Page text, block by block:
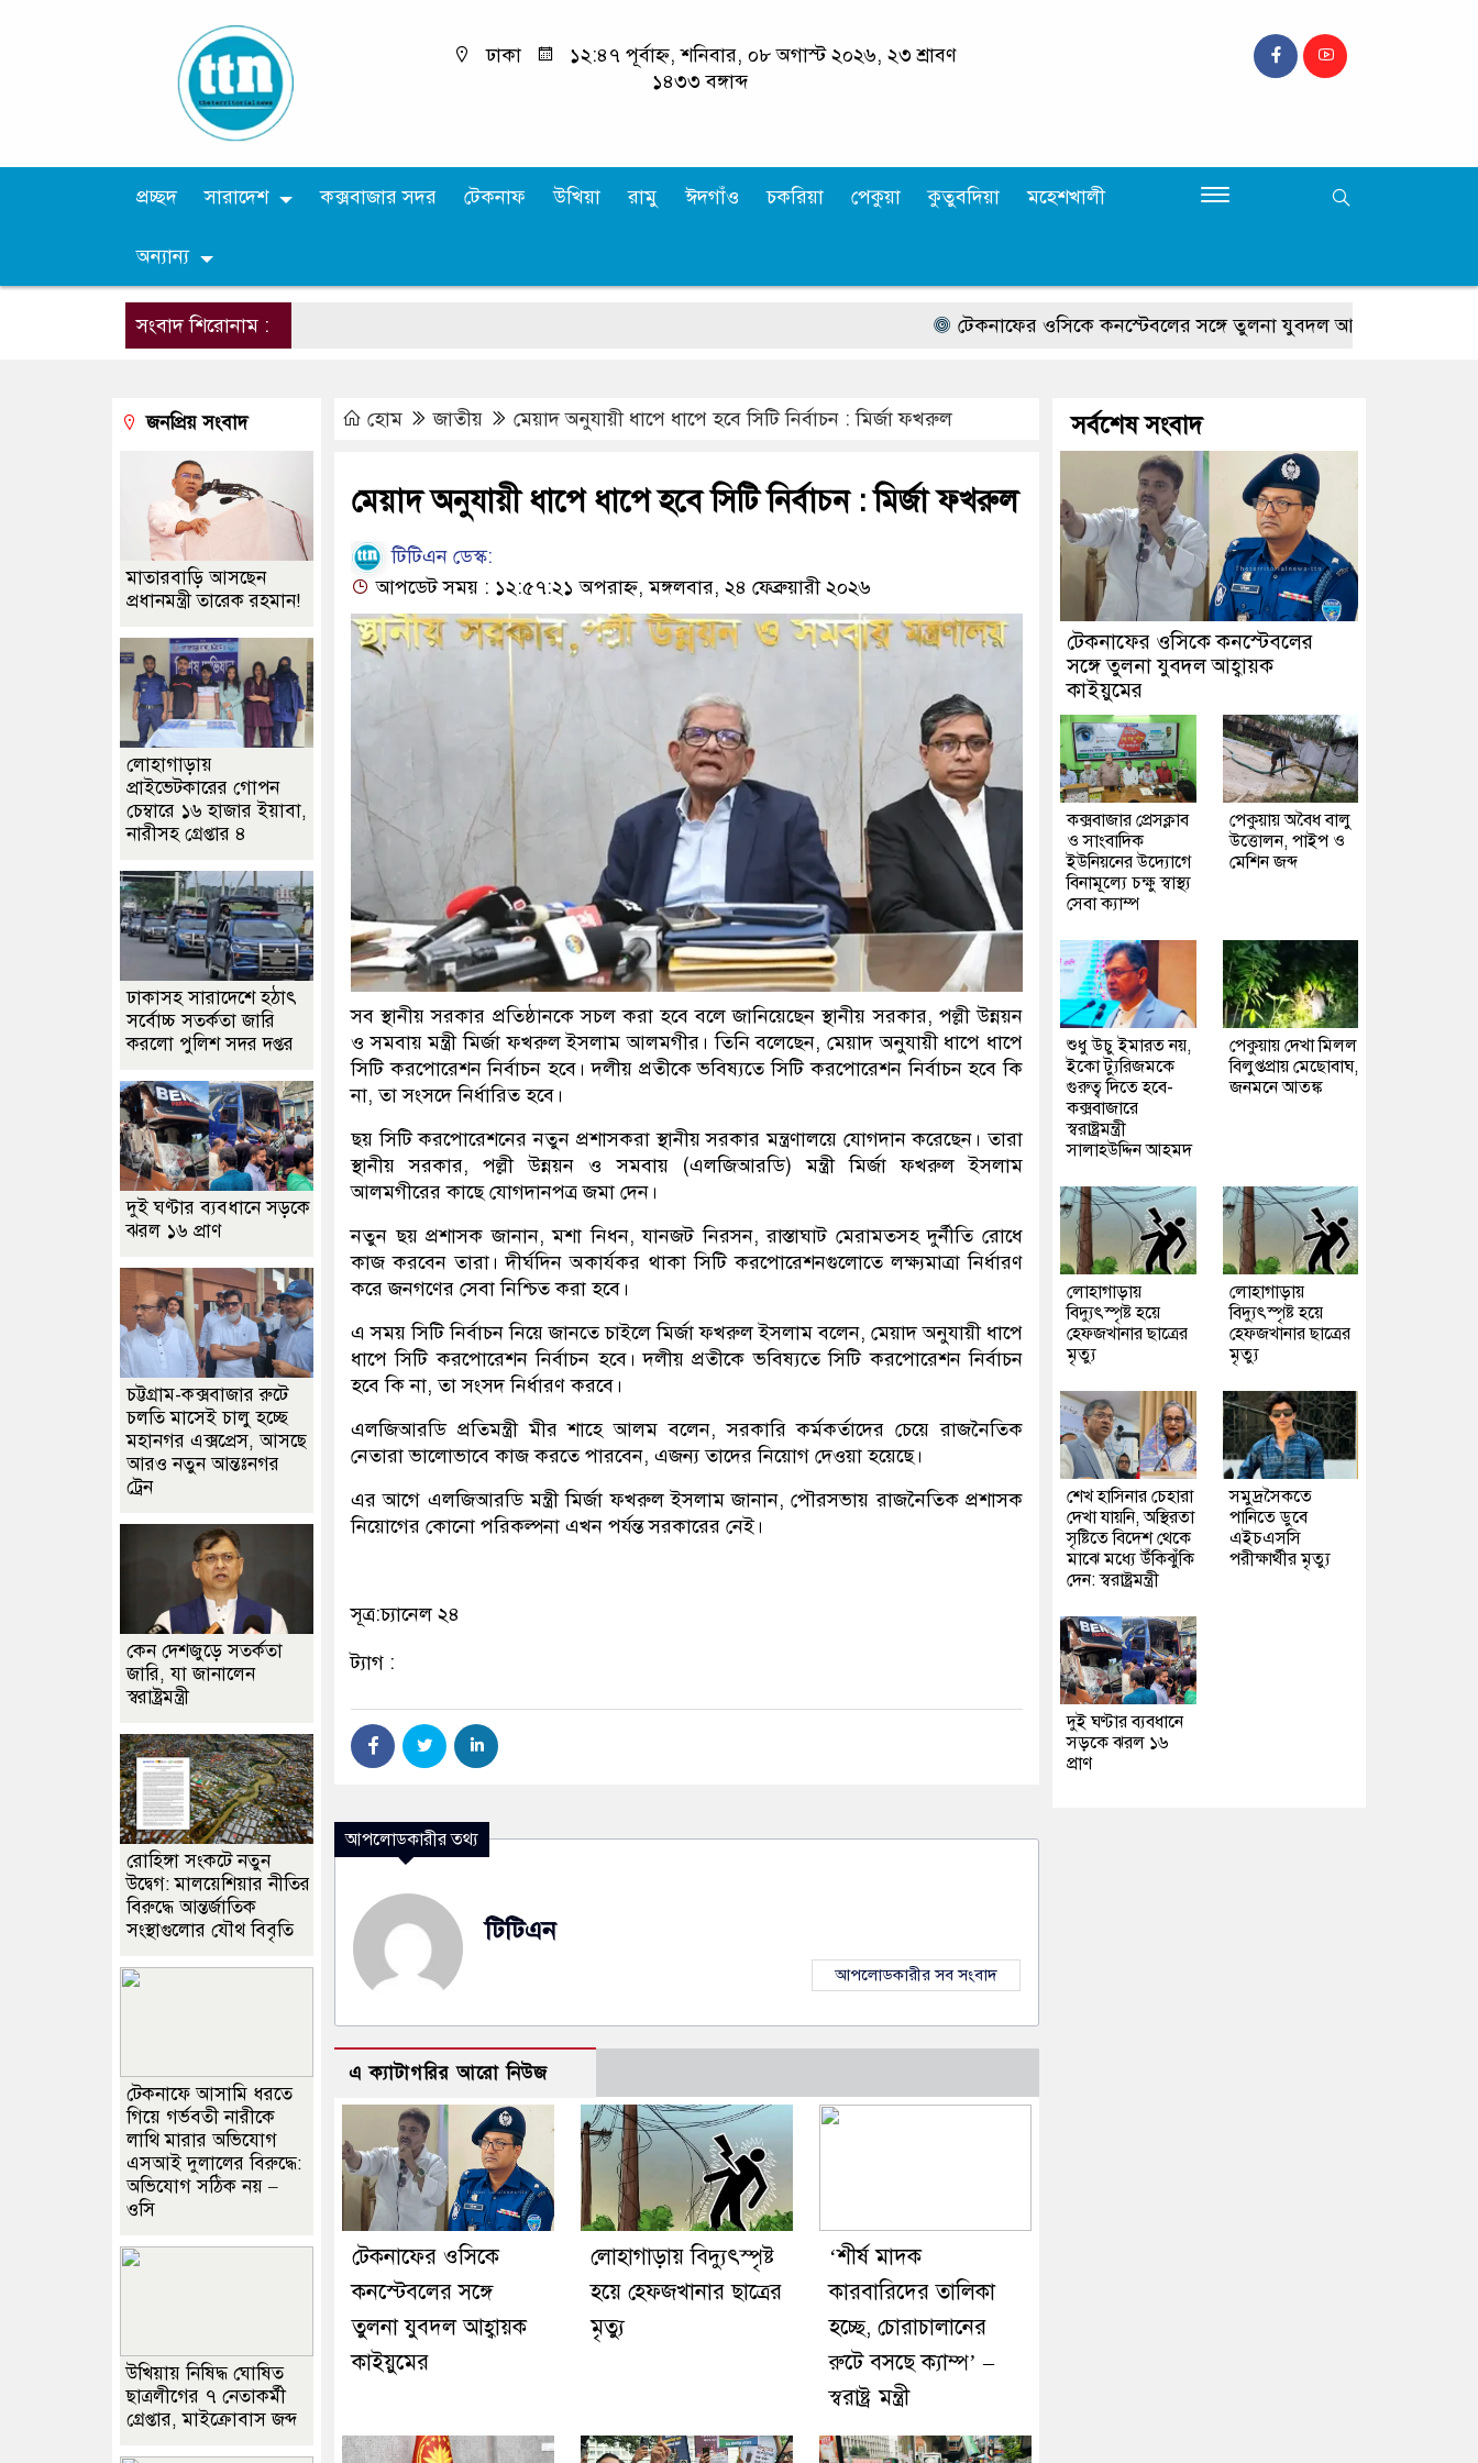
ঢাকা
১২:৪৭ পূর্বাহ্ন, শনিবার, ০৮ অগাস্ট ২০২৬, ২৩ শ্রাবণ
১৪৩৩ বঙ্গাব্দ
প্রচ্ছদ সারাদেশ কক্সবাজার সদর টেকনাফ উখিয়া রামু ঈদগাঁও চকরিয়া পেকুয়া কুতুবদিয়া মহেশখালী
অন্যান্য
সংবাদ শিরোনাম : টেকনাফের ওসিকে কনস্টেবলের সঙ্গে তুলনা যুবদল আহ্বায়ক কাইয়ুমের
হোম জাতীয় মেয়াদ অনুযায়ী ধাপে ধাপে হবে সিটি নির্বাচন : মির্জা ফখরুল
মেয়াদ অনুযায়ী ধাপে ধাপে হবে সিটি নির্বাচন : মির্জা ফখরুল
টিটিএন ডেস্ক:
আপডেট সময় : ১২:৫৭:২১ অপরাহ্ন, মঙ্গলবার, ২৪ ফেব্রুয়ারী ২০২৬
সব স্থানীয় সরকার প্রতিষ্ঠানকে সচল করা হবে বলে জানিয়েছেন স্থানীয় সরকার, পল্লী উন্নয়ন
ও সমবায় মন্ত্রী মির্জা ফখরুল ইসলাম আলমগীর। তিনি বলেছেন, মেয়াদ অনুযায়ী ধাপে ধাপে
সিটি করপোরেশন নির্বাচন হবে। দলীয় প্রতীকে ভবিষ্যতে সিটি করপোরেশন নির্বাচন হবে কি
না, তা সংসদে নির্ধারিত হবে।
ছয় সিটি করপোরেশনের নতুন প্রশাসকরা স্থানীয় সরকার মন্ত্রণালয়ে যোগদান করেছেন। তারা
স্থানীয় সরকার, পল্লী উন্নয়ন ও সমবায় (এলজিআরডি) মন্ত্রী মির্জা ফখরুল ইসলাম
আলমগীরের কাছে যোগদানপত্র জমা দেন।
নতুন ছয় প্রশাসক জানান, মশা নিধন, যানজট নিরসন, রাস্তাঘাট মেরামতসহ দুর্নীতি রোধে
কাজ করবেন তারা। দীর্ঘদিন অকার্যকর থাকা সিটি করপোরেশনগুলোতে লক্ষ্যমাত্রা নির্ধারণ
করে জনগণের সেবা নিশ্চিত করা হবে।
এ সময় সিটি নির্বাচন নিয়ে জানতে চাইলে মির্জা ফখরুল ইসলাম বলেন, মেয়াদ অনুযায়ী ধাপে
ধাপে সিটি করপোরেশন নির্বাচন হবে। দলীয় প্রতীকে ভবিষ্যতে সিটি করপোরেশন নির্বাচন
হবে কি না, তা সংসদ নির্ধারণ করবে।
এলজিআরডি প্রতিমন্ত্রী মীর শাহে আলম বলেন, সরকারি কর্মকর্তাদের চেয়ে রাজনৈতিক
নেতারা ভালোভাবে কাজ করতে পারবেন, এজন্য তাদের নিয়োগ দেওয়া হয়েছে।
এর আগে এলজিআরডি মন্ত্রী মির্জা ফখরুল ইসলাম জানান, পৌরসভায় রাজনৈতিক প্রশাসক
নিয়োগের কোনো পরিকল্পনা এখন পর্যন্ত সরকারের নেই।
সূত্র:চ্যানেল ২৪
ট্যাগ :
আপলোডকারীর তথ্য
টিটিএন
আপলোডকারীর সব সংবাদ
এ ক্যাটাগরির আরো নিউজ
টেকনাফের ওসিকে
কনস্টেবলের সঙ্গে
তুলনা যুবদল আহ্বায়ক
কাইয়ুমের
লোহাগাড়ায় বিদ্যুৎস্পৃষ্ট
হয়ে হেফজখানার ছাত্রের
মৃত্যু
‘শীর্ষ মাদক
কারবারিদের তালিকা
হচ্ছে, চোরাচালানের
রুটে বসছে ক্যাম্প’ –
স্বরাষ্ট্র মন্ত্রী
জনপ্রিয় সংবাদ
মাতারবাড়ি আসছেন
প্রধানমন্ত্রী তারেক রহমান!
লোহাগাড়ায়
প্রাইভেটকারের গোপন
চেম্বারে ১৬ হাজার ইয়াবা,
নারীসহ গ্রেপ্তার ৪
ঢাকাসহ সারাদেশে হঠাৎ
সর্বোচ্চ সতর্কতা জা‌রি
করলো পুলিশ সদর দপ্তর
দুই ঘণ্টার ব্যবধানে সড়কে
ঝরল ১৬ প্রাণ
চট্টগ্রাম-কক্সবাজার রুটে
চলতি মাসেই চালু হচ্ছে
মহানগর এক্সপ্রেস, আসছে
আরও নতুন আন্তঃনগর
ট্রেন
কেন দেশজুড়ে সতর্কতা
জারি, যা জানালেন
স্বরাষ্ট্রমন্ত্রী
রোহিঙ্গা সংকটে নতুন
উদ্বেগ: মালয়েশিয়ার নীতির
বিরুদ্ধে আন্তর্জাতিক
সংস্থাগুলোর যৌথ বিবৃতি
টেকনাফে আসামি ধরতে
গিয়ে গর্ভবতী নারীকে
লাথি মারার অভিযোগ
এসআই দুলালের বিরুদ্ধে:
অভিযোগ সঠিক নয় –
ওসি
উখিয়ায় নিষিদ্ধ ঘোষিত
ছাত্রলীগের ৭ নেতাকর্মী
গ্রেপ্তার, মাইক্রোবাস জব্দ
সর্বশেষ সংবাদ
টেকনাফের ওসিকে কনস্টেবলের
সঙ্গে তুলনা যুবদল আহ্বায়ক
কাইয়ুমের
কক্সবাজার প্রেসক্লাব
ও সাংবাদিক
ইউনিয়নের উদ্যোগে
বিনামূল্যে চক্ষু স্বাস্থ্য
সেবা ক্যাম্প
পেকুয়ায় অবৈধ বালু
উত্তোলন, পাইপ ও
মেশিন জব্দ
শুধু উচু ইমারত নয়,
ইকো ট্যুরিজমকে
গুরুত্ব দিতে হবে-
কক্সবাজারে
স্বরাষ্ট্রমন্ত্রী
সালাহউদ্দিন আহমদ
পেকুয়ায় দেখা মিলল
বিলুপ্তপ্রায় মেছোবাঘ,
জনমনে আতঙ্ক
লোহাগাড়ায়
বিদ্যুৎস্পৃষ্ট হয়ে
হেফজখানার ছাত্রের
মৃত্যু
লোহাগাড়ায়
বিদ্যুৎস্পৃষ্ট হয়ে
হেফজখানার ছাত্রের
মৃত্যু
শেখ হাসিনার চেহারা
দেখা যায়নি, অস্থিরতা
সৃষ্টিতে বিদেশ থেকে
মাঝে মধ্যে উঁকিঝুঁকি
দেন: স্বরাষ্ট্রমন্ত্রী
সমুদ্রসৈকতে
পানিতে ডুবে
এইচএসসি
পরীক্ষার্থীর মৃত্যু
দুই ঘণ্টার ব্যবধানে
সড়কে ঝরল ১৬
প্রাণ